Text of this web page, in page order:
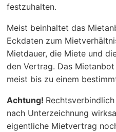
festzuhalten.
Meist beinhaltet das
Eckdaten zum
Mietdauer, die Miete und
den Vertrag. Das
meist bis zu einem
Achtung!
nach Unterzeichnung
eigentliche Mietvertrag